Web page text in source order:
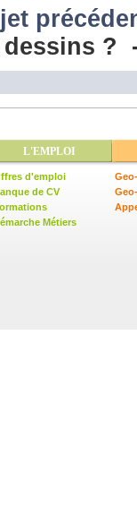
dessins
L'EMPLOI
d'emploi
de CV
Métiers